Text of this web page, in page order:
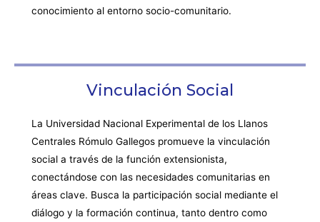
conocimiento al entorno socio-comunitario.
Vinculación Social
La Universidad Nacional Experimental de los Llanos
Centrales Rómulo Gallegos promueve la vinculación
social a través de la función extensionista,
conectándose con las necesidades comunitarias en
áreas clave. Busca la participación social mediante el
diálogo y la formación continua, tanto dentro como